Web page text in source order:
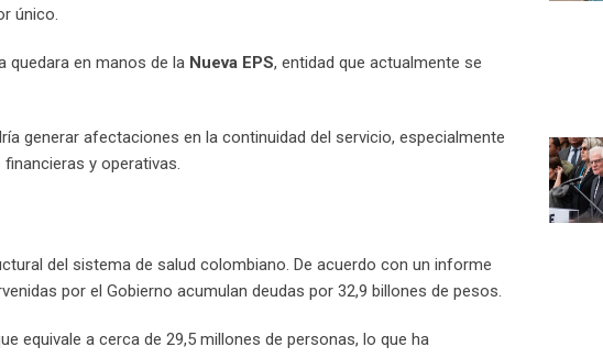
único.
quedara en manos de la Nueva EPS, entidad que actualmente se
generar afectaciones en la continuidad del servicio, especialmente
y operativas.
del sistema de salud colombiano. De acuerdo con un informe
por el Gobierno acumulan deudas por 32,9 billones de pesos.
equivale a cerca de 29,5 millones de personas, lo que ha